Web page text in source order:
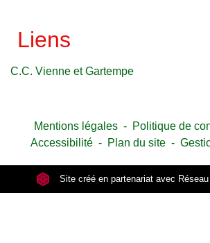
Liens
C.C. Vienne et Gartempe
Mentions légales - Politique de
Accessibilité - Plan du site -
Site créé en partenariat avec